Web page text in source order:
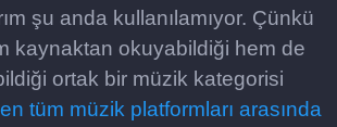
şu anda kullanılamıyor. Çünkü
kaynaktan okuyabildiği hem de
ortak bir müzik kategorisi
tüm müzik platformları arasında